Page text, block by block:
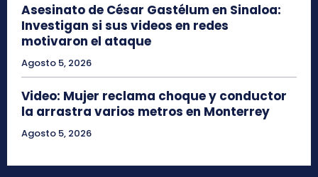
Asesinato de César Gastélum en Sinaloa:
Investigan si sus videos en redes
motivaron el ataque
Agosto 5, 2026
Video: Mujer reclama choque y conductor
la arrastra varios metros en Monterrey
Agosto 5, 2026